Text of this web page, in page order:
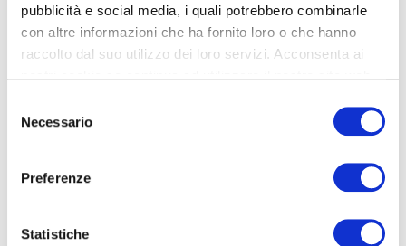
pubblicità e social media, i quali potrebbero combinarle
con altre informazioni che ha fornito loro o che hanno
raccolto dal suo utilizzo dei loro servizi. Acconsenta ai
delNecessario
Preferenze
Statistiche